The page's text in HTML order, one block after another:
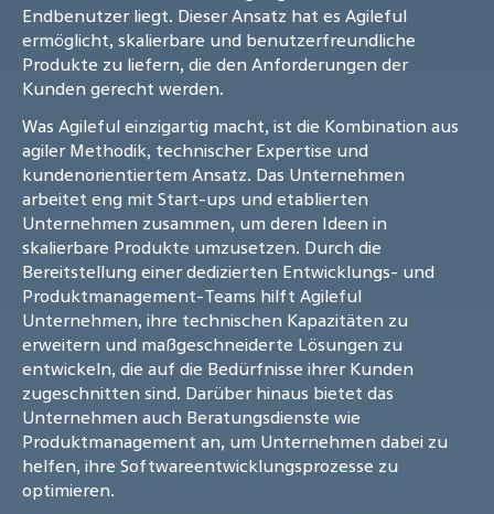
Endbenutzer liegt. Dieser Ansatz hat es Agileful
ermöglicht, skalierbare und benutzerfreundliche
Produkte zu liefern, die den Anforderungen der
Kunden gerecht werden.
Was Agileful einzigartig macht, ist die Kombination aus
agiler Methodik, technischer Expertise und
kundenorientiertem Ansatz. Das Unternehmen
arbeitet eng mit Start-ups und etablierten
Unternehmen zusammen, um deren Ideen in
skalierbare Produkte umzusetzen. Durch die
Bereitstellung einer dedizierten Entwicklungs- und
Produktmanagement-Teams hilft Agileful
Unternehmen, ihre technischen Kapazitäten zu
erweitern und maßgeschneiderte Lösungen zu
entwickeln, die auf die Bedürfnisse ihrer Kunden
zugeschnitten sind. Darüber hinaus bietet das
Unternehmen auch Beratungsdienste wie
Produktmanagement an, um Unternehmen dabei zu
helfen, ihre Softwareentwicklungsprozesse zu
optimieren.